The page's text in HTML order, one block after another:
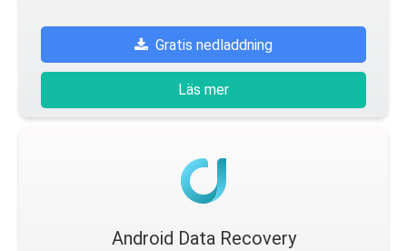
Gratis nedladdning
Läs mer
Android Data Recovery